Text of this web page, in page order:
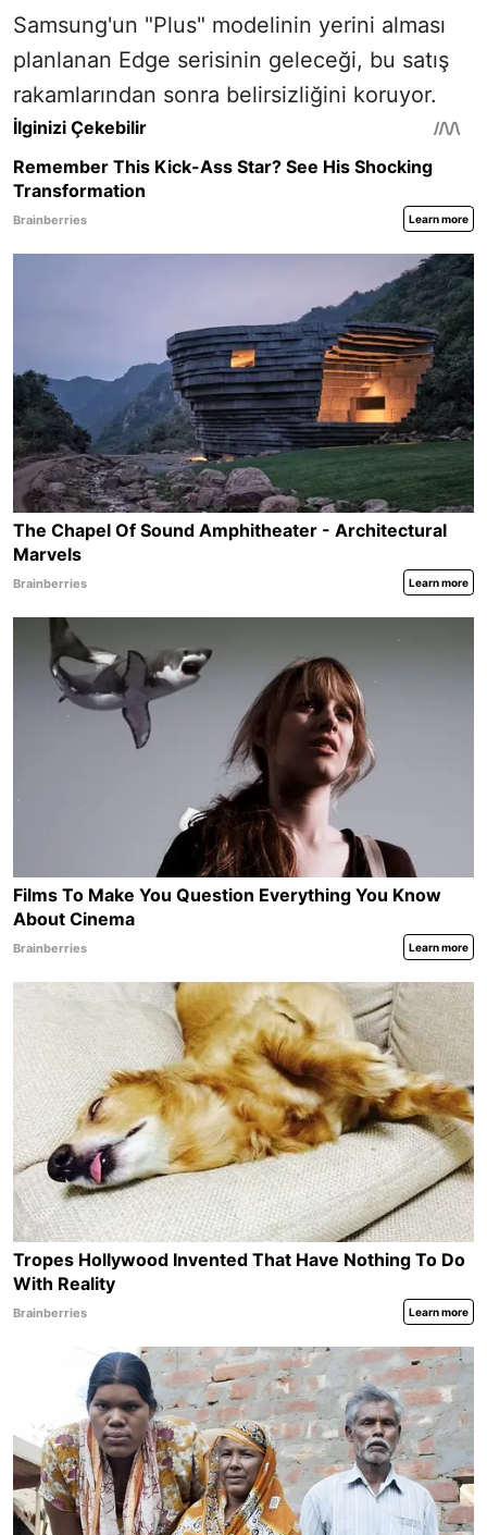
Samsung'un "Plus" modelinin yerini alması
planlanan Edge serisinin geleceği, bu satış
rakamlarından sonra belirsizliğini koruyor.